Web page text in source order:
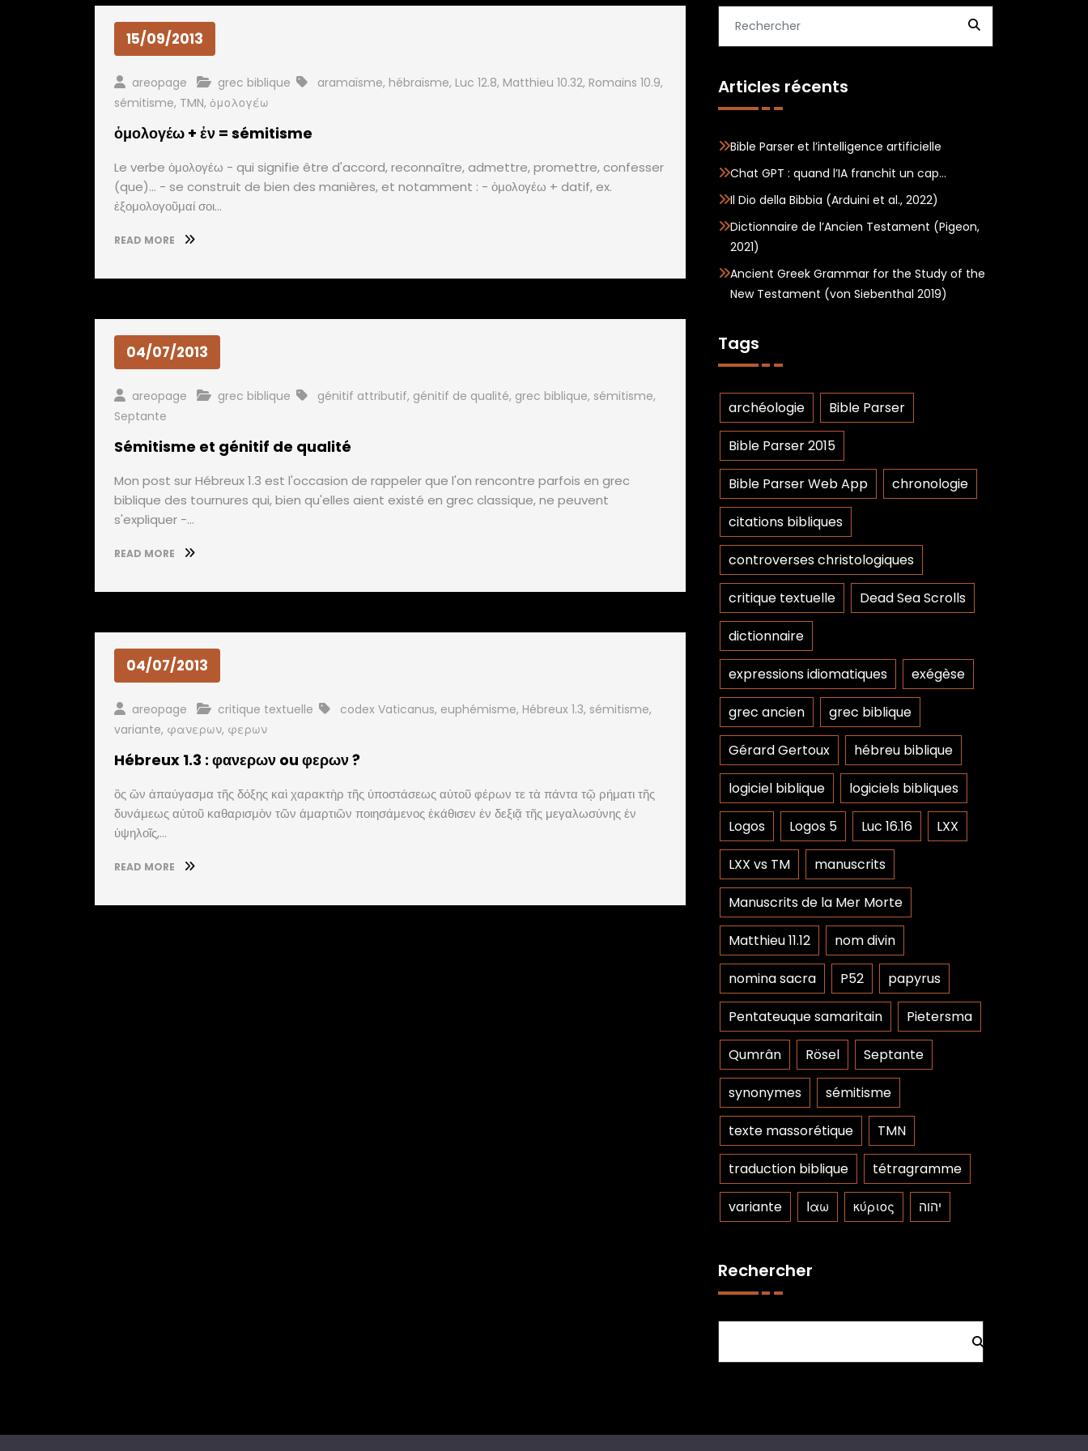
15/09/2013
areopage grec biblique aramaïsme, hébraïsme, Luc 12.8, Matthieu 10.32, Romains 10.9,
sémitisme, TMN, ὁμολογέω
ὁμολογέω + ἐν = sémitisme
Le verbe ὁμολογέω - qui signifie être d'accord, reconnaître, admettre, promettre, confesser
(que)... - se construit de bien des manières, et notamment : - ὁμολογέω + datif, ex.
ἐξομολογοῦμαί σοι…
READ MORE
04/07/2013
areopage grec biblique génitif attributif, génitif de qualité, grec biblique, sémitisme,
Septante
Sémitisme et génitif de qualité
Mon post sur Hébreux 1.3 est l'occasion de rappeler que l'on rencontre parfois en grec
biblique des tournures qui, bien qu'elles aient existé en grec classique, ne peuvent
s'expliquer -…
READ MORE
04/07/2013
areopage critique textuelle codex Vaticanus, euphémisme, Hébreux 1.3, sémitisme,
variante, φανερων, φερων
Hébreux 1.3 : φανερων ou φερων ?
ὃς ὢν ἀπαύγασμα τῆς δόξης καὶ χαρακτὴρ τῆς ὑποστάσεως αὐτοῦ φέρων τε τὰ πάντα τῷ ρήματι τῆς
δυνάμεως αὐτοῦ καθαρισμὸν τῶν ἁμαρτιῶν ποιησάμενος ἐκάθισεν ἐν δεξιᾷ τῆς μεγαλωσύνης ἐν
ὑψηλοῖς,…
READ MORE
Articles récents
Bible Parser et l’intelligence artificielle
Chat GPT : quand l’IA franchit un cap…
Il Dio della Bibbia (Arduini et al., 2022)
Dictionnaire de l’Ancien Testament (Pigeon,
2021)
Ancient Greek Grammar for the Study of the
New Testament (von Siebenthal 2019)
Tags
archéologie Bible Parser
Bible Parser 2015
Bible Parser Web App chronologie
citations bibliques
controverses christologiques
critique textuelle Dead Sea Scrolls
dictionnaire
expressions idiomatiques exégèse
grec ancien grec biblique
Gérard Gertoux hébreu biblique
logiciel biblique logiciels bibliques
Logos Logos 5 Luc 16.16 LXX
LXX vs TM manuscrits
Manuscrits de la Mer Morte
Matthieu 11.12 nom divin
nomina sacra P52 papyrus
Pentateuque samaritain Pietersma
Qumrân Rösel Septante
synonymes sémitisme
texte massorétique TMN
traduction biblique tétragramme
variante Ιαω κύριος יהוה
Rechercher